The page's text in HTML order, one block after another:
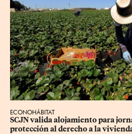
ECONOHÁBITAT
SCJN valida alojamiento para
protección al derecho a la